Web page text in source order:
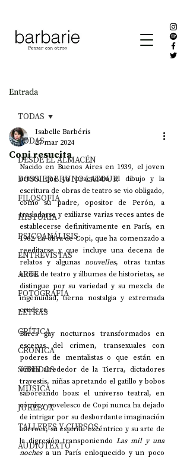
Entrada
TODAS
DESDE EL ALMACÉN
DOSSIER BRUNO LATOUR
FILOSOFÍA
HISTORIA
PSICOANÁLISIS
ENTREVISTAS
ARTE
FOTOGRAFÍA
LETRAS
CRÍTICA
CRÓNICA
SONIDOS
MÚSICA
JUKEBOX
TALLERES Y CURSOS
AUDIOTEXTO
TODAS
Copi resucita
Isabelle Barbéris
27 mar 2024
Nacido en Buenos Aires en 1939, el joven
artista que ya practicaba el dibujo y la
escritura de obras de teatro se vio obligado,
como su padre, opositor de Perón, a
trasladarse y exiliarse varias veces antes de
establecerse definitivamente en París, en
1962. La obra de Copi, que ha comenzado a
reeditarse y que incluye una decena de
relatos y algunas nouvelles, otras tantas
obras de teatro y álbumes de historietas, se
distingue por su variedad y su mezcla de
ingenuidad, tierna nostalgia y extremada
crudeza.
Bares gay nocturnos transformados en
escenas del crimen, transexuales con
poderes de mentalistas o que están en
órbita alrededor de la Tierra, dictadores
travestis, niñas apretando el gatillo y bobos
saboreando boas: el universo teatral, en
cómic y novelesco de Copi nunca ha dejado
de intrigar por su desbordante imaginación
barroca, su espíritu excéntrico y su arte de
la digresión transponiendo Las mil y una
noches a un París enloquecido y un poco